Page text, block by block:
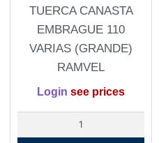
TUERCA CANASTA
EMBRAGUE 110
VARIAS (GRANDE)
RAMVEL
Login see prices